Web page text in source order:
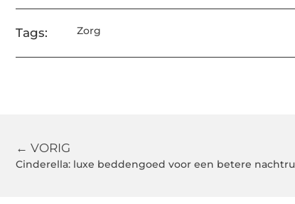
Tags: Zorg
← VORIG
Cinderella: luxe beddengoed voor een betere